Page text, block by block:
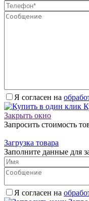
Я согласен на
Закрыть окно
Запросить стоимость
Загрузка товара
Заполните данные для
Я согласен на